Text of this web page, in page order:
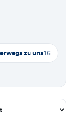
zu uns16